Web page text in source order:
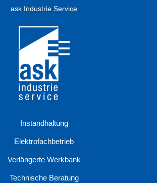
ask Industrie Service
Instandhaltung
Elektrofachbetrieb
Verlängerte Werkbank
Technische Beratung